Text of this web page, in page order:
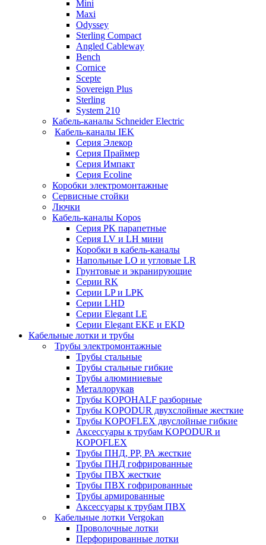
Mini
Maxi
Odyssey
Sterling Compact
Angled Cableway
Bench
Cornice
Scepte
Sovereign Plus
Sterling
System 210
Кабель-каналы Schneider Electric
Кабель-каналы IEK
Серия Элекор
Серия Праймер
Серия Импакт
Серия Ecoline
Коробки электромонтажные
Сервисные стойки
Лючки
Кабель-каналы Kopos
Серия PK парапетные
Серия LV и LH мини
Коробки в кабель-каналы
Напольные LO и угловые LR
Грунтовые и экранирующие
Серии RK
Серии LP и LPK
Серии LHD
Серии Elegant LE
Серии Elegant EKE и EKD
Кабельные лотки и трубы
Трубы электромонтажные
Трубы стальные
Трубы стальные гибкие
Трубы алюминиевые
Металлорукав
Трубы KOPOHALF разборные
Трубы KOPODUR двухслойные жесткие
Трубы KOPOFLEX двуслойные гибкие
Аксессуары к трубам KOPODUR и
KOPOFLEX
Трубы ПНД, РР, РА жесткие
Трубы ПНД гофрированные
Трубы ПВХ жесткие
Трубы ПВХ гофрированные
Трубы армированные
Аксессуары к трубам ПВХ
Кабельные лотки Vergokan
Проволочные лотки
Перфорированные лотки